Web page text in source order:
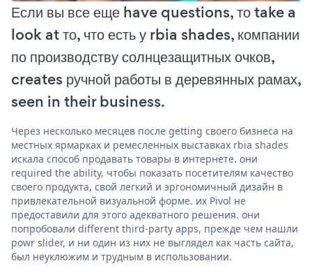
Если вы все еще have questions, то take a
look at то, что есть у rbia shades, компании
по производству солнцезащитных очков,
creates ручной работы в деревянных рамах,
seen in their business.
Через несколько месяцев после getting своего бизнеса на
местных ярмарках и ремесленных выставках rbia shades
искала способ продавать товары в интернете. они
required the ability, чтобы показать посетителям качество
своего продукта, свой легкий и эргономичный дизайн в
привлекательной визуальной форме. их Pivol не
предоставили для этого адекватного решения. они
попробовали different third-party apps, прежде чем нашли
powr slider, и ни один из них не выглядел как часть сайта,
был неуклюжим и трудным в использовании.